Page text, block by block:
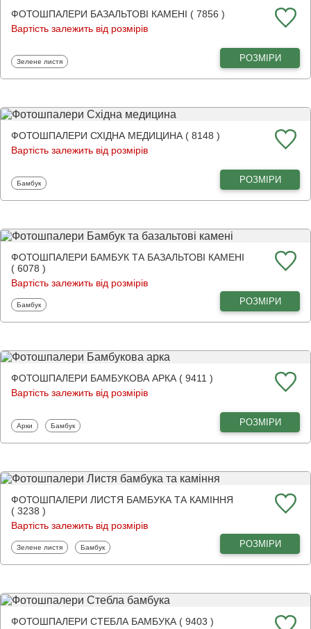
ФОТОШПАЛЕРИ БАЗАЛЬТОВІ КАМЕНІ ( 7856 )
Вартість залежить від розмірів
Фотошпалери
Зелене листя РОЗМІРИ
ФОТОШПАЛЕРИ СХІДНА МЕДИЦИНА ( 8148 )
Вартість залежить від розмірів
Фотошпалери
Бамбук РОЗМІРИ
ФОТОШПАЛЕРИ БАМБУК ТА БАЗАЛЬТОВІ КАМЕНІ
( 6078 )
Вартість залежить від розмірів
Фотошпалери
Бамбук РОЗМІРИ
ФОТОШПАЛЕРИ БАМБУКОВА АРКА ( 9411 )
Вартість залежить від розмірів
Фотошпалери
Арки Фотошпалери
Бамбук РОЗМІРИ
ФОТОШПАЛЕРИ ЛИСТЯ БАМБУКА ТА КАМІННЯ
( 3238 )
Вартість залежить від розмірів
Фотошпалери
Зелене листя Фотошпалери
Бамбук РОЗМІРИ
ФОТОШПАЛЕРИ СТЕБЛА БАМБУКА ( 9403 )